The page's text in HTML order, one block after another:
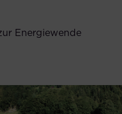
Energiewende